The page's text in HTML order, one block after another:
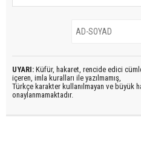
UYARI: Küfür, hakaret, rencide edici
içeren, imla kuralları ile yazılmamış,
Türkçe karakter kullanılmayan ve büyük
onaylanmamaktadır.